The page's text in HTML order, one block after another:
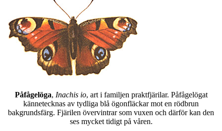
Påfågelöga, Inachis io, art i familjen praktfjärilar. Påfågelögat
kännetecknas av tydliga blå ögonfläckar mot en rödbrun
bakgrundsfärg. Fjärilen övervintrar som vuxen och därför kan den
ses mycket tidigt på våren.